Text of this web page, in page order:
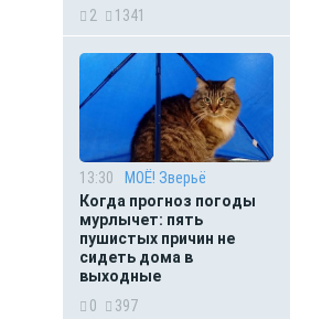
2
1341
13:30
МОЁ! Зверьё
Когда прогноз погоды
мурлычет: пять
пушистых причин не
сидеть дома в
выходные
0
397